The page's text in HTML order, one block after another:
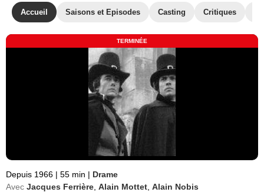
Accueil Saisons et Episodes Casting Critiques
TERMINÉE
Depuis 1966 | 55 min | Drame
Avec Jacques Ferrière Alain Mottet Alain Nobis